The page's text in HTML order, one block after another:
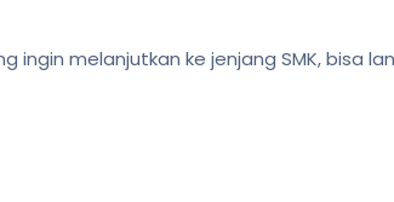
ingin melanjutkan ke jenjang SMK, bisa